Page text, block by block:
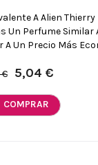
A Alien Thierry
Un Perfume Similar
A Un Precio Más
€ 5,04 €
COMPRAR